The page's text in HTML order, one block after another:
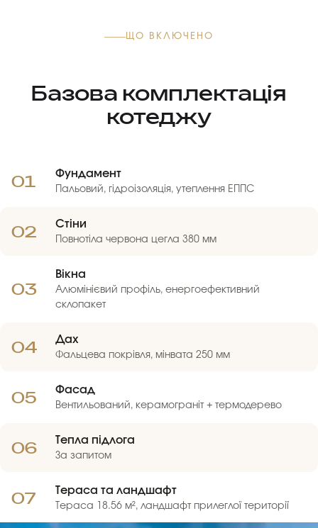
ЩО ВКЛЮЧЕНО
Базова комплектація
котеджу
01 Фундамент
Пальовий, гідроізоляція, утеплення ЕППС
02 Стіни
Повнотіла червона цегла 380 мм
03
Вікна
Алюмінієвий профіль, енергоефективний
склопакет
04 Дах
Фальцева покрівля, мінвата 250 мм
05 Фасад
Вентильований, керамограніт + термодерево
06 Тепла підлога
За запитом
07 Тераса та ландшафт
Тераса 18.56 м², ландшафт прилеглої території